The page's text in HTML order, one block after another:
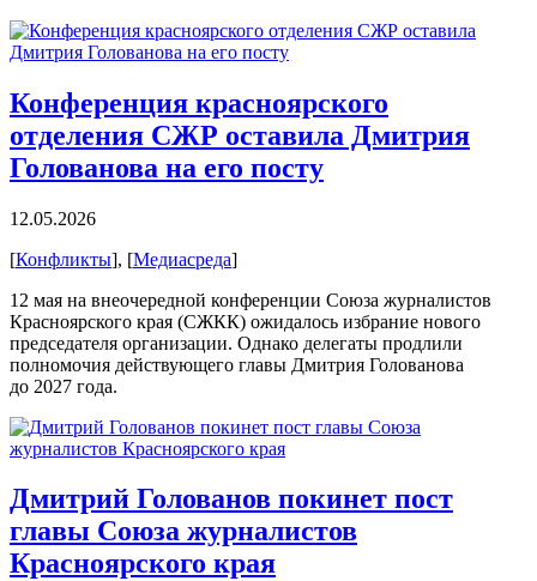
Конференция красноярского
отделения СЖР оставила Дмитрия
Голованова на его посту
12.05.2026
[Конфликты], [Медиасреда]
12 мая на внеочередной конференции Союза журналистов
Красноярского края (СЖКК) ожидалось избрание нового
председателя организации. Однако делегаты продлили
полномочия действующего главы Дмитрия Голованова
до 2027 года.
Дмитрий Голованов покинет пост
главы Союза журналистов
Красноярского края